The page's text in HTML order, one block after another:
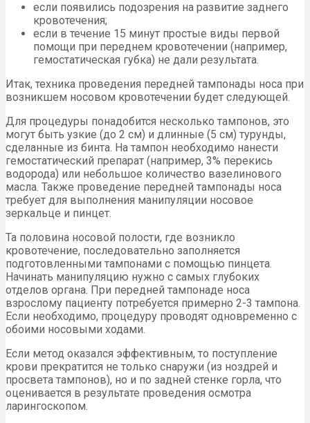
если появились подозрения на развитие заднего
кровотечения;
если в течение 15 минут простые виды первой
помощи при переднем кровотечении (например,
гемостатическая губка) не дали результата.
Итак, техника проведения передней тампонады носа при
возникшем носовом кровотечении будет следующей.
Для процедуры понадобится несколько тампонов, это
могут быть узкие (до 2 см) и длинные (5 см) турунды,
сделанные из бинта. На тампон необходимо нанести
гемостатический препарат (например, 3% перекись
водорода) или небольшое количество вазелинового
масла. Также проведение передней тампонады носа
требует для выполнения манипуляции носовое
зеркальце и пинцет.
Та половина носовой полости, где возникло
кровотечение, последовательно заполняется
подготовленными тампонами с помощью пинцета.
Начинать манипуляцию нужно с самых глубоких
отделов органа. При передней тампонаде носа
взрослому пациенту потребуется примерно 2-3 тампона.
Если необходимо, процедуру проводят одновременно с
обоими носовыми ходами.
Если метод оказался эффективным, то поступление
крови прекратится не только снаружи (из ноздрей и
просвета тампонов), но и по задней стенке горла, что
оценивается в результате проведения осмотра
ларингоскопом.